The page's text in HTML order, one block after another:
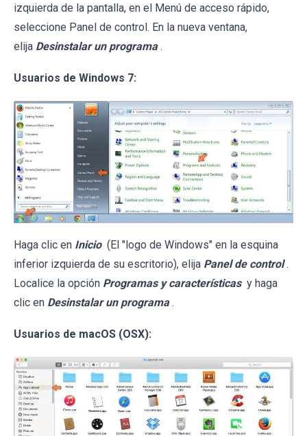
izquierda de la pantalla, en el Menú de acceso rápido,
seleccione Panel de control. En la nueva ventana,
elija Desinstalar un programa .
Usuarios de Windows 7:
Haga clic en Inicio (El "logo de Windows" en la esquina
inferior izquierda de su escritorio), elija Panel de control .
Localice la opción Programas y características y haga
clic en Desinstalar un programa .
Usuarios de macOS (OSX):